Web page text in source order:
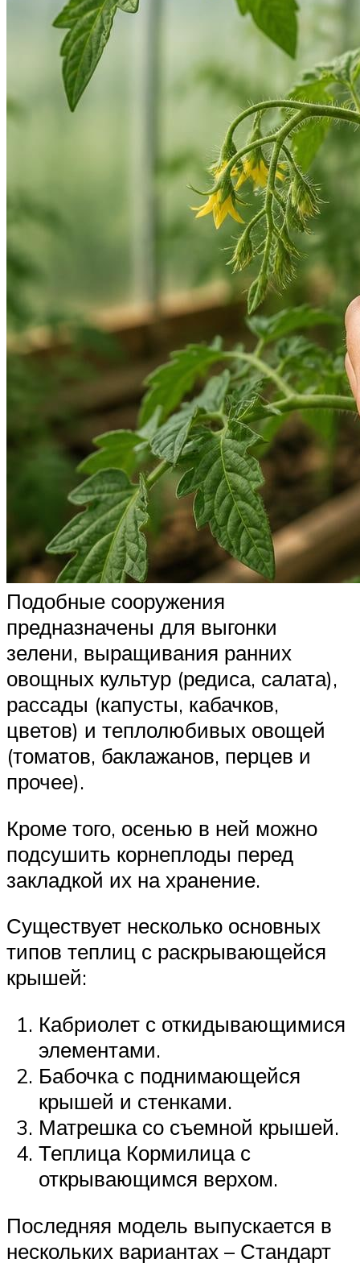
Подобные сооружения
предназначены для выгонки
зелени, выращивания ранних
овощных культур (редиса, салата),
рассады (капусты, кабачков,
цветов) и теплолюбивых овощей
(томатов, баклажанов, перцев и
прочее).
Кроме того, осенью в ней можно
подсушить корнеплоды перед
закладкой их на хранение.
Существует несколько основных
типов теплиц с раскрывающейся
крышей:
Кабриолет с откидывающимися
элементами.
Бабочка с поднимающейся
крышей и стенками.
Матрешка со съемной крышей.
Теплица Кормилица с
открывающимся верхом.
Последняя модель выпускается в
нескольких вариантах – Стандарт